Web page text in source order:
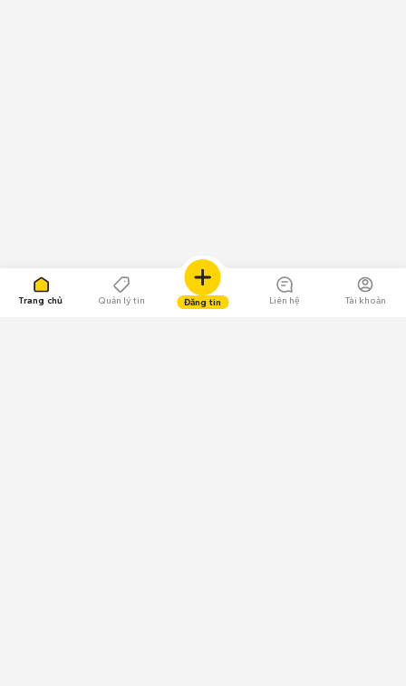
Trang chủ Quản lý tin Đăng tin Liên hệ Tài khoản